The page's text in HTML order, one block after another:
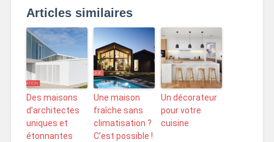
Articles similaires
Des maisons
d’architectes
uniques et
étonnantes
Une maison
fraîche sans
climatisation ?
C’est possible !
Un décorateur
pour votre
cuisine